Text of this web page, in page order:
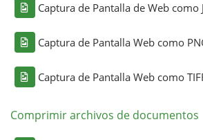
Captura de Pantalla de Web como
Captura de Pantalla Web como
Captura de Pantalla Web como
Comprimir archivos de documentos